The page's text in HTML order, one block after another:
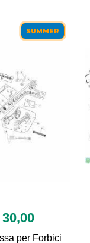
SUMMER
per Forbici